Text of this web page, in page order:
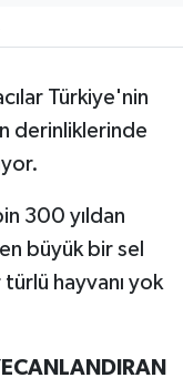
Türkiye'nin
derinliklerinde
300 yıldan
büyük bir sel
türlü hayvanı yok